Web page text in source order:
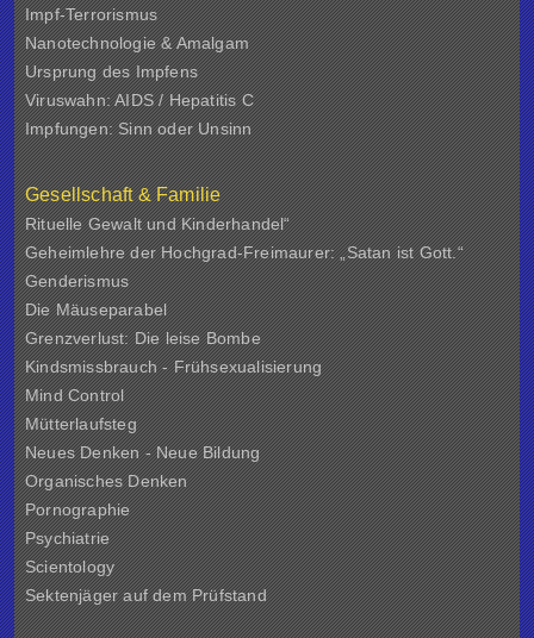
Impf-Terrorismus
Nanotechnologie & Amalgam
Ursprung des Impfens
Viruswahn: AIDS / Hepatitis C
Impfungen: Sinn oder Unsinn
Gesellschaft & Familie
Rituelle Gewalt und Kinderhandel“
Geheimlehre der Hochgrad-Freimaurer: „Satan ist Gott.“
Genderismus
Die Mäuseparabel
Grenzverlust: Die leise Bombe
Kindsmissbrauch - Frühsexualisierung
Mind Control
Mütterlaufsteg
Neues Denken - Neue Bildung
Organisches Denken
Pornographie
Psychiatrie
Scientology
Sektenjäger auf dem Prüfstand